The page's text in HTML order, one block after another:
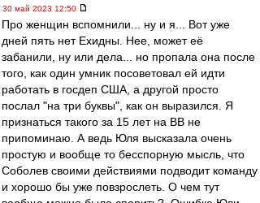
30 май 2023 12:50
Про женщин вспомнили... ну и я... Вот уже
дней пять нет Ехидны. Нее, может её
забанили, ну или дела... но пропала она после
того, как один умник посоветовал ей идти
работать в госдеп США, а другой просто
послал "на три буквы", как он выразился. Я
признаться такого за 15 лет на ВВ не
припоминаю. А ведь Юля высказала очень
простую и вообще то бесспорную мысль, что
Соболев своими действиями подводит команду
и хорошо бы уже повзрослеть. О чем тут